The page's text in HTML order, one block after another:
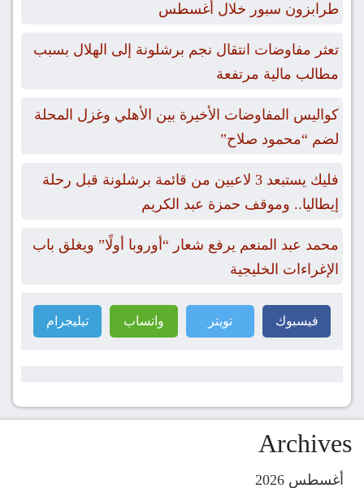
طرابزون سبور خلال أغسطس
تعثر مفاوضات انتقال نجم برشلونة إلى الهلال بسبب
مطالب مالية مرتفعة
كواليس المفاوضات الأخيرة بين الأهلي وغزل المحلة
لضم “محمود صلاح”
فليك يستبعد 3 لاعبين من قائمة برشلونة قبل رحلة
إيطاليا.. وموقف حمزة عبد الكريم
محمد عبد المنعم يرفع شعار “أوروبا أولًا” ويغلق باب
الإغراءات الخليجية
فيسبوك تويتر واتساب تيليجرام
Archives
أغسطس 2026